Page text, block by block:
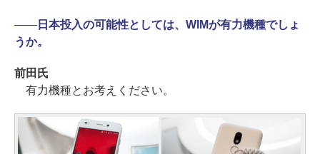
――日本投入の可能性としては、WIMが有力機種でしょ
うか。
前田氏
有力機種とお考えください。